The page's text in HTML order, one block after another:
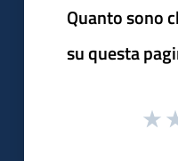
Quanto sono
su questa